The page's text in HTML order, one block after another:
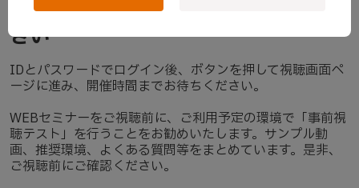
ログインし、開催時間までお待ちくだ
さい
IDとパスワードでログイン後、ボタンを押して視聴画面ペ
ージに進み、開催時間までお待ちください。
WEBセミナーをご視聴前に、ご利用予定の環境で「事前視
聴テスト」を行うことをお勧めいたします。サンプル動
画、推奨環境、よくある質問等をまとめています。是非、
ご視聴前にご確認ください。